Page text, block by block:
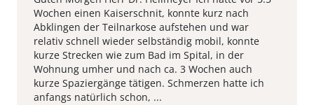
Wochen einen Kaiserschnit, konnte kurz nach
Abklingen der Teilnarkose aufstehen und war
relativ schnell wieder selbständig mobil, konnte
kurze Strecken wie zum Bad im Spital, in der
Wohnung umher und nach ca. 3 Wochen auch
kurze Spaziergänge tätigen. Schmerzen hatte ich
anfangs natürlich schon, ...